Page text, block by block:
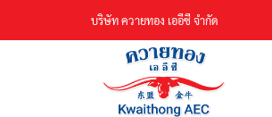
บริษัท ควายทอง เออีซี จำกัด